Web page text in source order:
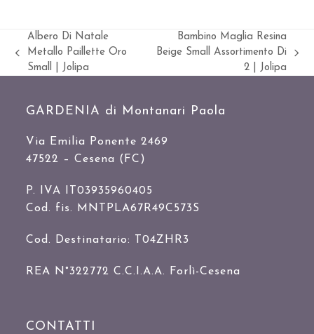
Slide
precedente:
Albero Di Natale
Metallo Paillette Oro
Small | Jolipa
visualizza
articolo:
Bambino Maglia Resina
Beige Small Assortimento Di
2 | Jolipa
GARDENIA di Montanari Paola
Via Emilia Ponente 2469
47522 – Cesena (FC)
P. IVA IT03935960405
Cod. fis. MNTPLA67R49C573S
Cod. Destinatario: T04ZHR3
REA N°322772 C.C.I.A.A. Forlì-Cesena
CONTATTI